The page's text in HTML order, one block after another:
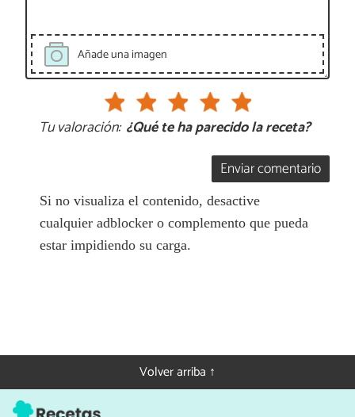
Añade una imagen
Tu valoración: ¿Qué te ha parecido la receta?
Enviar comentario
Si no visualiza el contenido, desactive
cualquier adblocker o complemento que pueda
estar impidiendo su carga.
Volver arriba ↑